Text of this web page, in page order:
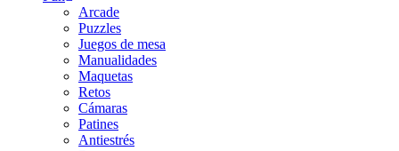
Arcade
Puzzles
Juegos de mesa
Manualidades
Maquetas
Retos
Cámaras
Patines
Antiestrés